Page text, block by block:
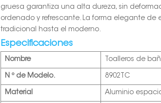
gruesa garantiza una alta dureza, sin
ordenado y refrescante. La forma elegante
tradicional hasta el moderno.
Especificaciones
Nombre Toalleros de
N º de Modelo. 8902TC
Material Aluminio